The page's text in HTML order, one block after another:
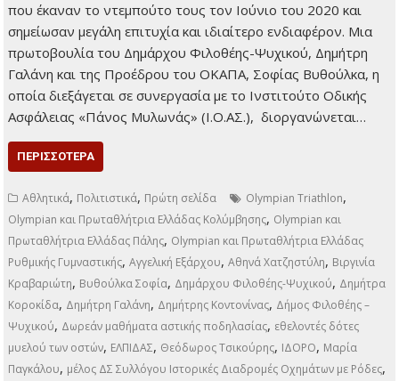
που έκαναν το ντεμπούτο τους τον Ιούνιο του 2020 και
σημείωσαν μεγάλη επιτυχία και ιδιαίτερο ενδιαφέρον. Μια
πρωτοβουλία του Δημάρχου Φιλοθέης-Ψυχικού, Δημήτρη
Γαλάνη και της Προέδρου του ΟΚΑΠΑ, Σοφίας Βυθούλκα, η
οποία διεξάγεται σε συνεργασία με το Ινστιτούτο Οδικής
Ασφάλειας «Πάνος Μυλωνάς» (I.O.ΑΣ.), διοργανώνεται…
ΠΕΡΙΣΣΌΤΕΡΑ
Αθλητικά, Πολιτιστικά, Πρώτη σελίδα Olympian Triathlon,
Olympian και Πρωταθλήτρια Ελλάδας Κολύμβησης, Olympian και
Πρωταθλήτρια Ελλάδας Πάλης, Olympian και Πρωταθλήτρια Ελλάδας
Ρυθμικής Γυμναστικής,Αγγελική Εξάρχου,Αθηνά Χατζηστύλη, Βιργινία
Κραβαριώτη, Βυθούλκα Σοφία, Δημάρχου Φιλοθέης-Ψυχικού, Δημήτρα
Κοροκίδα, Δημήτρη Γαλάνη, Δημήτρης Κοντονίνας, Δήμος Φιλοθέης –
Ψυχικού, Δωρεάν μαθήματα αστικής ποδηλασίας, εθελοντές δότες
μυελού των οστών, ΕΛΠΙΔΑΣ, Θεόδωρος Τσικούρης, ΙΔΟΡΟ, Μαρία
Παγκάλου, μέλος ΔΣ Συλλόγου Ιστορικές Διαδρομές Οχημάτων με Ρόδες,